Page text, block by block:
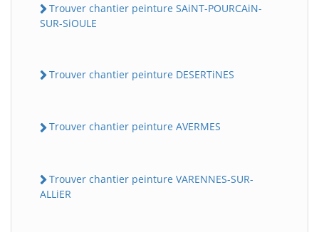
Trouver chantier peinture SAiNT-POURCAiN-
SUR-SiOULE
Trouver chantier peinture DESERTiNES
Trouver chantier peinture AVERMES
Trouver chantier peinture VARENNES-SUR-
ALLiER